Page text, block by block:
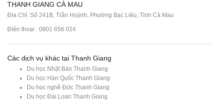
THANH GIANG CÀ MAU
Địa Chỉ :Số 241B, Trần Huỳnh, Phường Bạc Liêu, Tỉnh Cà Mau
Điện thoại : 0901 656 024
Các dịch vụ khác tại Thanh Giang
Du học Nhật Bản Thanh Giang
Du học Hàn Quốc Thanh Giang
Du học nghề Đức Thanh Giang
Du học Đài Loan Thanh Giang